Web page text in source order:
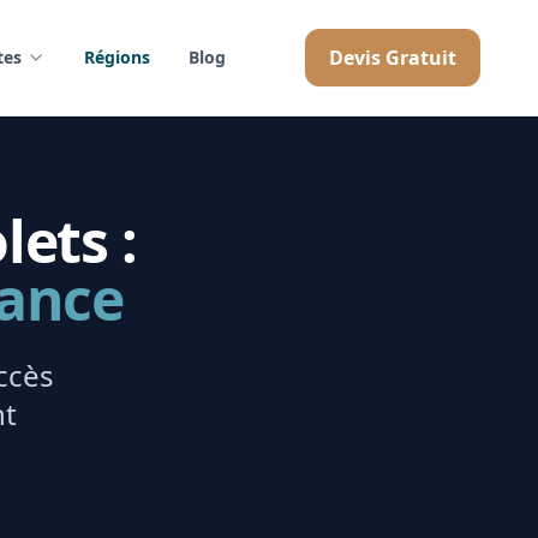
Régions Blog Devis Gratuit
: